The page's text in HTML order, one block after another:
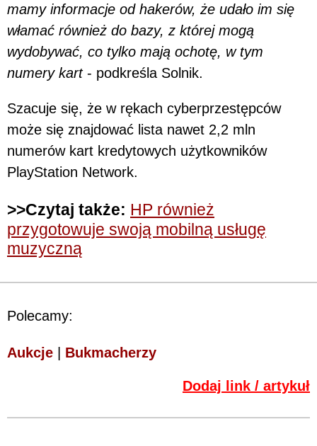
mamy informacje od hakerów, że udało im się
włamać również do bazy, z której mogą
wydobywać, co tylko mają ochotę, w tym
numery kart- podkreśla Solnik.
Szacuje się, że w rękach cyberprzestępców
może się znajdować lista nawet 2,2 mln
numerów kart kredytowych użytkowników
PlayStation Network.
>>Czytaj także: HP również
przygotowuje swoją mobilną usługę
muzyczną
Polecamy:
Aukcje Bukmacherzy
Dodaj link / artykuł